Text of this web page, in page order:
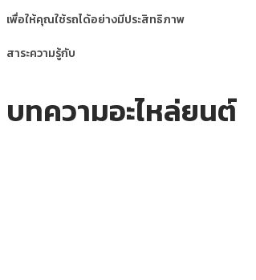
เพื่อให้คุณใช้รถได้อย่างมีประสิทธิภาพ
สาระความรู้กับ
บทความอะไหล่ยนต์